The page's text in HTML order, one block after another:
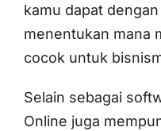
kamu dapat
menentukan mana
cocok untuk
Selain sebagai
Online juga